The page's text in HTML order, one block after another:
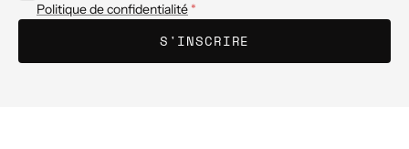
Politique de confidentialité
S'INSCRIRE